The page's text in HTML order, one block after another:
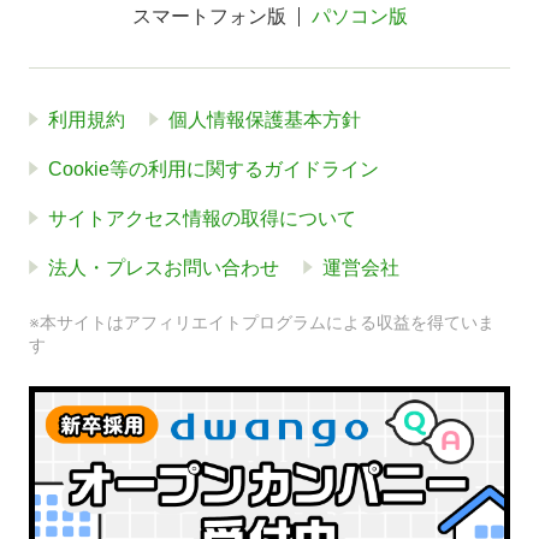
スマートフォン版 パソコン版
利用規約 個人情報保護基本方針
Cookie等の利用に関するガイドライン
サイトアクセス情報の取得について
法人・プレスお問い合わせ 運営会社
※本サイトはアフィリエイトプログラムによる収益を得ていま
す